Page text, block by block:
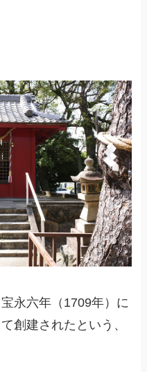
永六年（1709年）に
創建されたという、